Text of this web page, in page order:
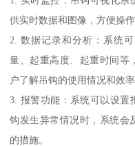
供实时数据和图像，方便操
2. 数据记录和分析：系统
量、起重高度、起重时间等
户了解吊钩的使用情况和效率
3. 报警功能：系统可以设置
钩发生异常情况时，系统会
的措施。